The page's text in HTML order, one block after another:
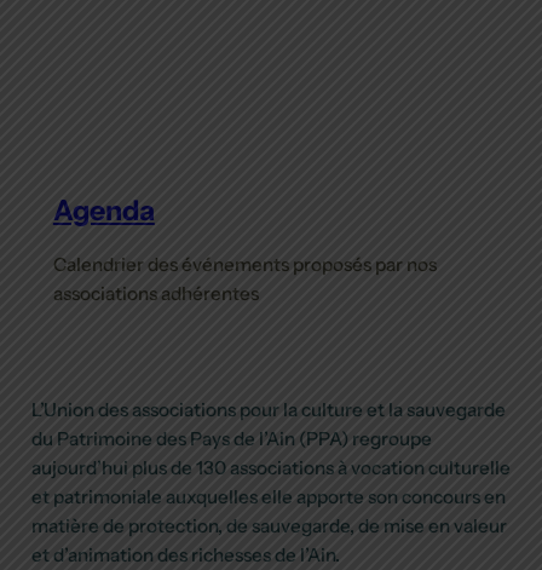
Agenda
Calendrier des événements proposés par nos
associations adhérentes
L’Union des associations pour la culture et la sauvegarde
du Patrimoine des Pays de l’Ain (PPA) regroupe
aujourd’hui plus de 130 associations à vocation culturelle
et patrimoniale auxquelles elle apporte son concours en
matière de protection, de sauvegarde, de mise en valeur
et d’animation des richesses de l’Ain.